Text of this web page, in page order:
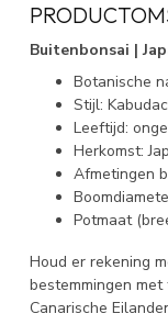
Buitenbonsai |
Botanische
Stijl:
Leeftijd:
Herkomst:
Afmetingen
Potmaat
Houd er rekening
bestemmingen
Canarische